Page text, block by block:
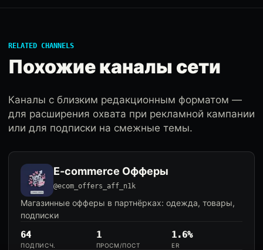
RELATED CHANNELS
Похожие каналы сети
Каналы с близким редакционным форматом —
для расширения охвата при рекламной кампании
или для подписки на смежные темы.
E-commerce Офферы
@ecom_offers_aff_n1k
Магазинные офферы в партнёрках: одежда, товары,
подписки
64
ПОДПИСЧ.
1
ПРОСМ/ПОСТ
1.6%
ER